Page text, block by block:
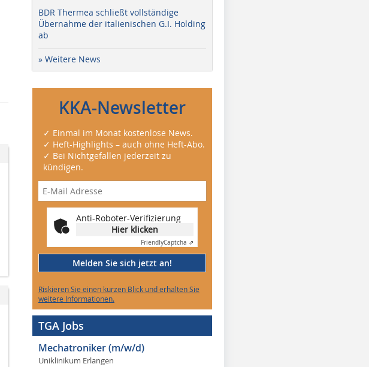
BDR Thermea schließt vollständige
Übernahme der italienischen G.I. Holding
ab
» Weitere News
KKA-Newsletter
✓ Einmal im Monat kostenlose News.
✓ Heft-Highlights – auch ohne Heft-Abo.
✓ Bei Nichtgefallen jederzeit zu
kündigen.
Anti-Roboter-Verifizierung
Hier klicken
FriendlyCaptcha ⇗
Melden Sie sich jetzt an!
Riskieren Sie einen kurzen Blick und erhalten Sie
weitere Informationen.
TGA Jobs
Mechatroniker (m/w/d)
Uniklinikum Erlangen